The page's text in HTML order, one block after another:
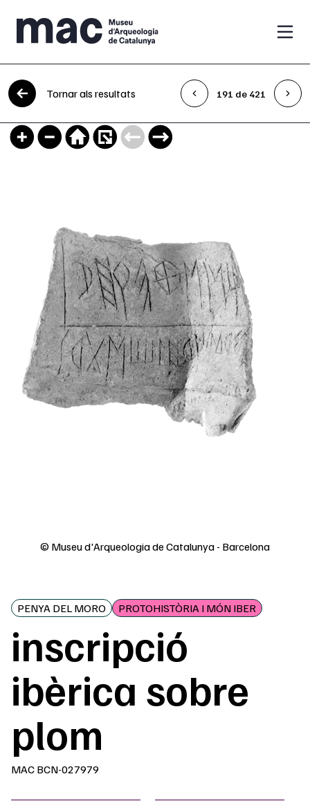
Vés al contingut
Tornar als resultats 191 de 421
© Museu d'Arqueologia de Catalunya - Barcelona
PENYA DEL MORO PROTOHISTÒRIA I MÓN IBER
inscripció
ibèrica sobre
plom
MAC BCN-027979